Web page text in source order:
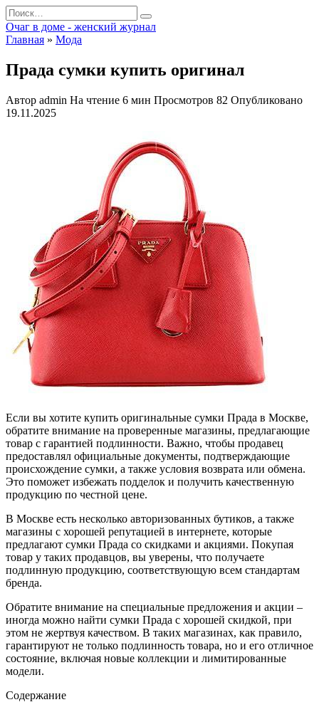
Перейти
к
содержанию
Search
for:
Очаг в доме - женский журнал
Главная » Мода
Прада сумки купить оригинал
Автор admin На чтение 6 мин Просмотров 82 Опубликовано
19.11.2025
Если вы хотите купить оригинальные сумки Прада в Москве,
обратите внимание на проверенные магазины, предлагающие
товар с гарантией подлинности. Важно, чтобы продавец
предоставлял официальные документы, подтверждающие
происхождение сумки, а также условия возврата или обмена.
Это поможет избежать подделок и получить качественную
продукцию по честной цене.
В Москве есть несколько авторизованных бутиков, а также
магазины с хорошей репутацией в интернете, которые
предлагают сумки Прада со скидками и акциями. Покупая
товар у таких продавцов, вы уверены, что получаете
подлинную продукцию, соответствующую всем стандартам
бренда.
Обратите внимание на специальные предложения и акции –
иногда можно найти сумки Прада с хорошей скидкой, при
этом не жертвуя качеством. В таких магазинах, как правило,
гарантируют не только подлинность товара, но и его отличное
состояние, включая новые коллекции и лимитированные
модели.
Содержание